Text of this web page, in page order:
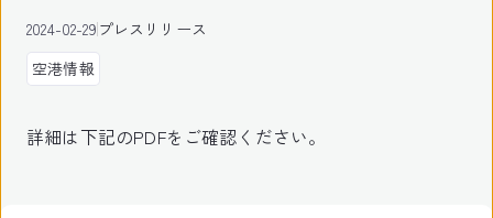
2024-02-29プレスリリース
空港情報
詳細は下記のPDFをご確認ください。